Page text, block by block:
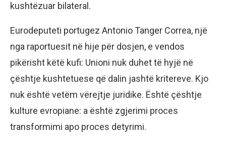
kushtëzuar bilateral.
Eurodeputeti portugez Antonio Tanger Correa, një
nga raportuesit në hije për dosjen, e vendos
pikërisht këtë kufi: Unioni nuk duhet të hyjë në
çështje kushtetuese që dalin jashtë kritereve. Kjo
nuk është vetëm vërejtje juridike. Është çështje
kulture evropiane: a është zgjerimi proces
transformimi apo proces detyrimi.